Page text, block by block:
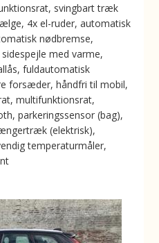
svingbart træk
4x el-ruder, automatisk
nødbremse,
med varme,
fuldautomatisk
forsæder, håndfri til mobil,
multifunktionsrat,
parkeringssensor (bag),
(elektrisk),
temperaturmåler,